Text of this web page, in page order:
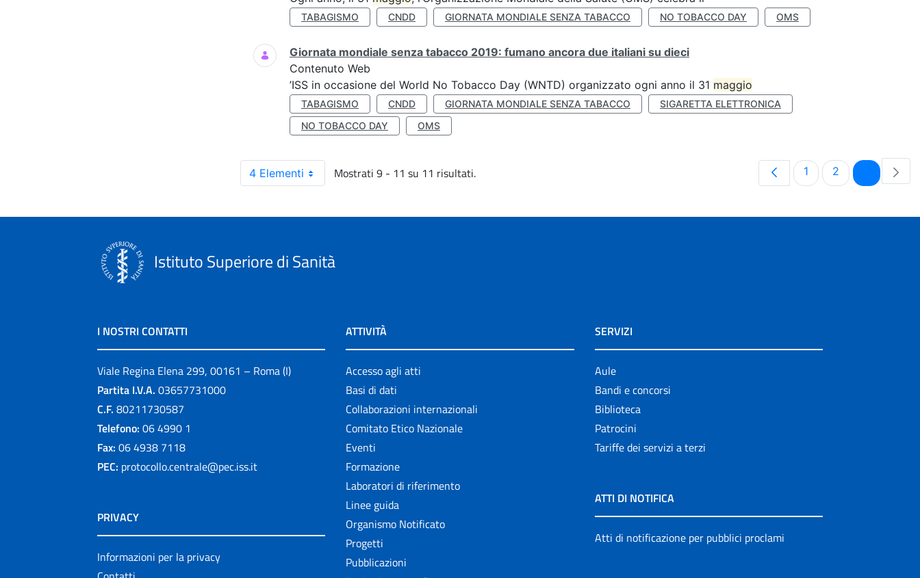
TABAGISMO CNDD GIORNATA MONDIALE SENZA TABACCO NO TOBACCO DAY OMS
Giornata mondiale senza tabacco 2019: fumano ancora due italiani su dieci
Contenuto Web
’ISS in occasione del World No Tobacco Day (WNTD) organizzato ogni anno il 31 maggio
TABAGISMO CNDD GIORNATA MONDIALE SENZA TABACCO
SIGARETTA ELETTRONICA
NO TOBACCO DAY
OMS
4 Elementi Mostrati 9 - 11 su 11 risultati. Pagina
1 Pagina
2 Pagina
Istituto Superiore di Sanità
I NOSTRI CONTATTI
Viale Regina Elena 299, 00161 – Roma (I)
Partita I.V.A. 03657731000
C.F. 80211730587
Telefono: 06 4990 1
Fax: 06 4938 7118
PEC: protocollo.centrale@pec.iss.it
PRIVACY
Informazioni per la privacy
ATTIVITÀ
Accesso agli atti
Basi di dati
Collaborazioni internazionali
Comitato Etico Nazionale
Eventi
Formazione
Laboratori di riferimento
Linee guida
Organismo Notificato
Progetti
Pubblicazioni
SERVIZI
Aule
Bandi e concorsi
Biblioteca
Patrocini
Tariffe dei servizi a terzi
ATTI DI NOTIFICA
Atti di notificazione per pubblici proclami